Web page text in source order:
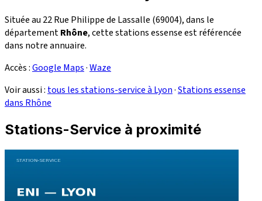
Située au 22 Rue Philippe de Lassalle (69004), dans le
départementRhône, cette stations essense est référencée
dans notre annuaire.
Accès :Google Maps·Waze
Voir aussi : tous les stations-service à Lyon·Stations essense
dans Rhône
Stations-Service à proximité